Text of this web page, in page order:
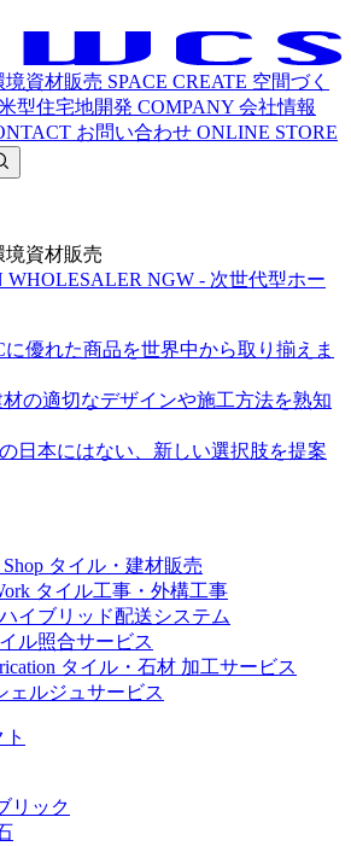
境資材販売 SPACE CREATE 空間づく
型住宅地開発 COMPANY 会社情報
お問い合わせ ONLINE STORE
境資材販売
WHOLESALER NGW - 次世代型ホー
に優れた商品を世界中から取り揃えま
材の適切なデザインや施工方法を熟知
日本にはない、新しい選択肢を提案
タイル・建材販売
タイル工事・外構工事
ハイブリッド配送システム
ル照合サービス
タイル・石材 加工サービス
ェルジュサービス
リック